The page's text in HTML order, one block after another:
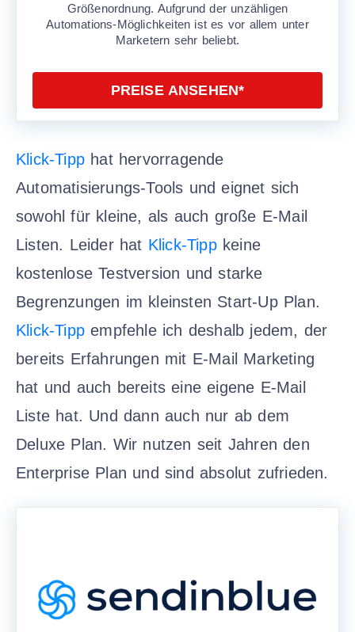
Größenordnung. Aufgrund der unzähligen
Automations-Möglichkeiten ist es vor allem unter
Marketern sehr beliebt.
PREISE ANSEHEN*
Klick-Tipp hat hervorragende
Automatisierungs-Tools und eignet sich
sowohl für kleine, als auch große E-Mail
Listen. Leider hat Klick-Tippkeine
kostenlose Testversion und starke
Begrenzungen im kleinsten Start-Up Plan.
Klick-Tipp empfehle ich deshalb jedem, der
bereits Erfahrungen mit E-Mail Marketing
hat und auch bereits eine eigene E-Mail
Liste hat. Und dann auch nur ab dem
Deluxe Plan. Wir nutzen seit Jahren den
Enterprise Plan und sind absolut zufrieden.